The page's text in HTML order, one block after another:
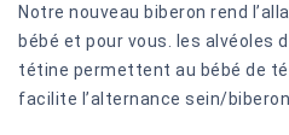
Notre nouveau biberon rend
bébé et pour vous. les alvéoles
tétine permettent au bébé de
facilite l’alternance sein/biberon.